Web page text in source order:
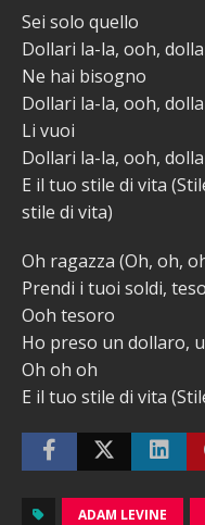
Sei solo quello
Dollari la-la, ooh,
Ne hai bisogno
Dollari la-la, ooh,
Li vuoi
Dollari la-la, ooh,
E il tuo stile di vita
stile di vita)
Oh ragazza (Oh, oh,
Prendi i tuoi soldi,
Ooh tesoro
Ho preso un dollaro,
Oh oh oh
E il tuo stile di vita
ADAM LEVINE